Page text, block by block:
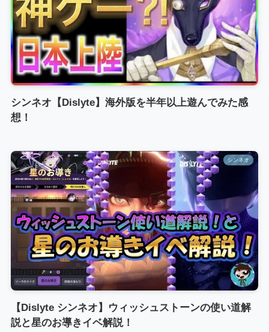
シンネオ【Dislyte】海外版を半年以上遊んでみた感
想！
シンネオ
【Dislyte シンネオ】ウィッシュストーンの使い道解
説と星のお導きイベ解説！